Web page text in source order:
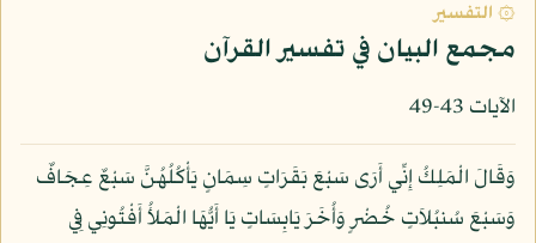
۞ التفسير
مجمع البيان في تفسير القرآن
الآيات 43-49
وَقَالَ الْمَلِكُ إِنِّي أَرَى سَبْعَ بَقَرَاتٍ سِمَانٍ يَأْكُلُهُنَّ سَبْعٌ عِجَافٌ
وَسَبْعَ سُنبُلاَتٍ خُضْرٍ وَأُخَرَ يَابِسَاتٍ يَا أَيُّهَا الْمَلأُ أَفْتُونِي فِي